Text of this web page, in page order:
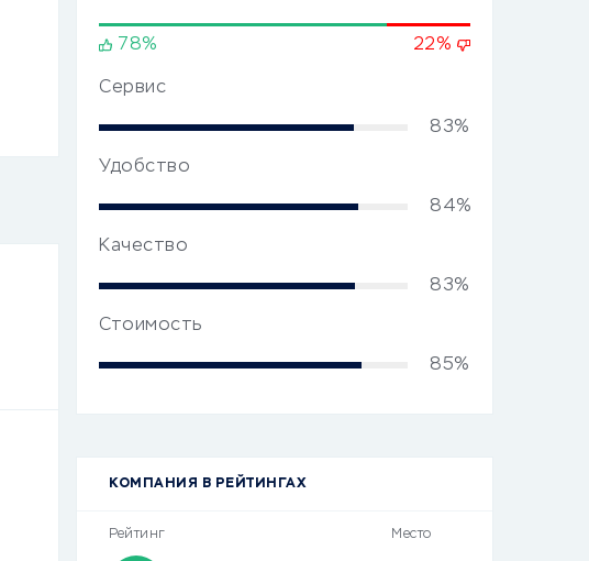
78% 22%
Сервис
83%
Удобство
84%
Качество
83%
Стоимость
85%
КОМПАНИЯ В РЕЙТИНГАХ
Рейтинг Место